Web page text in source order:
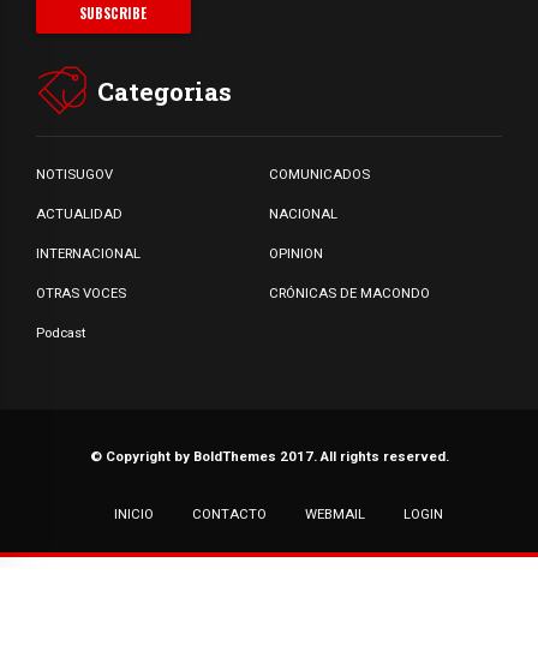
Categorias
NOTISUGOV COMUNICADOS
ACTUALIDAD NACIONAL
INTERNACIONAL OPINION
OTRAS VOCES CRÓNICAS DE MACONDO
Podcast
© Copyright by BoldThemes 2017. All rights reserved.
INICIO CONTACTO WEBMAIL LOGIN